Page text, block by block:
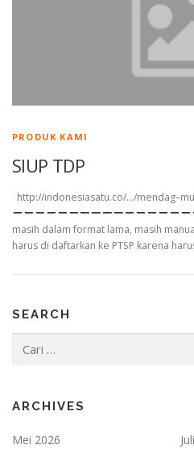
MARKETING FREELANCE
PRODUK KAMI
SIUP TDP
http://indonesiasatu.co/…/
masih dalam format lama, masih
harus di daftarkan ke PTSP karena
SEARCH
untuk:
ARCHIVES
Mei 2026